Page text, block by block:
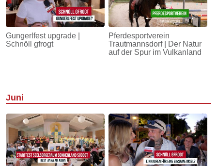
Gungerlfest upgrade |
Schnöll gfrogt
Pferdesportverein
Trautmannsdorf | Der Natur
auf der Spur im Vulkanland
Juni